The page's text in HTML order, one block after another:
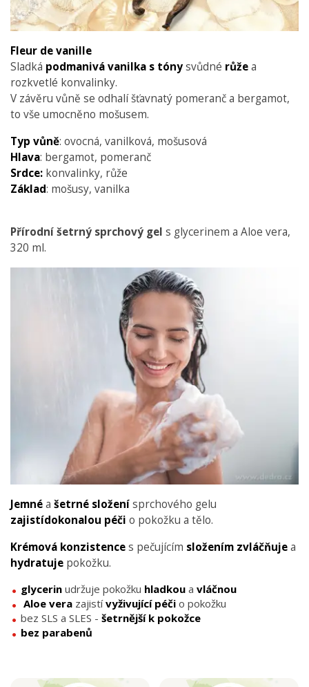
Fleur de vanille
Sladká podmanivá vanilka s tónysvůdné růžea
rozkvetlé konvalinky.
V závěru vůně se odhalí šťavnatý pomeranč a bergamot,
to vše umocněno mošusem.
Typ vůně: ovocná, vanilková, mošusová
Hlava: bergamot, pomeranč
Srdce: konvalinky, růže
Základ: mošusy, vanilka
Přírodní šetrný sprchový gel s glycerinem a Aloe vera,
320 ml.
Jemnéa šetrné složenísprchového gelu
zajistídokonalou péči o pokožku a tělo.
Krémová konzistences pečujícím složením zvláčňujea
hydratuje pokožku.
glycerin udržuje pokožku hladkou a vláčnou
Aloe vera zajistívyživující péči o pokožku
bez SLS a SLES - šetrnější k pokožce
bez parabenů